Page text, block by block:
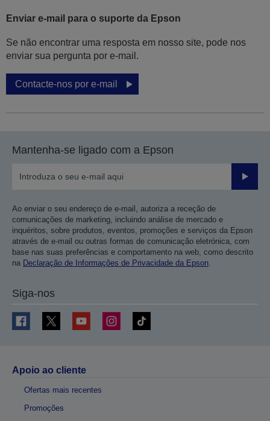
Enviar e-mail para o suporte da Epson
Se não encontrar uma resposta em nosso site, pode nos
enviar sua pergunta por e-mail.
Contacte-nos por e-mail
Mantenha-se ligado com a Epson
Enviar
Ao enviar o seu endereço de e-mail, autoriza a receção de
comunicações de marketing, incluindo análise de mercado e
inquéritos, sobre produtos, eventos, promoções e serviços da Epson
através de e-mail ou outras formas de comunicação eletrónica, com
base nas suas preferências e comportamento na web, como descrito
na Declaração de Informações de Privacidade da Epson.
Siga-nos
Apoio ao cliente
Ofertas mais recentes
Promoções